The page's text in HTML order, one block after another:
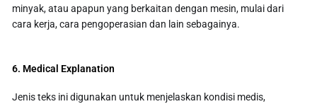
minyak, atau apapun yang berkaitan dengan mesin, mulai dari
cara kerja, cara pengoperasian dan lain sebagainya.
6. Medical Explanation
Jenis teks ini digunakan untuk menjelaskan kondisi medis,